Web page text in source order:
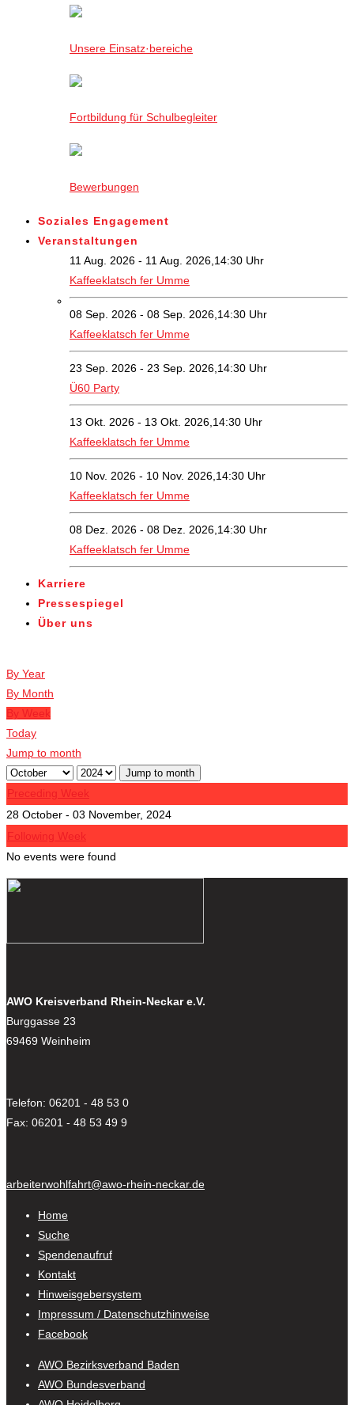
Unsere Einsatz·bereiche
Fortbildung für Schulbegleiter
Bewerbungen
Soziales Engagement
Veranstaltungen
11 Aug. 2026 - 11 Aug. 2026,14:30 Uhr
Kaffeeklatsch fer Umme
08 Sep. 2026 - 08 Sep. 2026,14:30 Uhr
Kaffeeklatsch fer Umme
23 Sep. 2026 - 23 Sep. 2026,14:30 Uhr
Ü60 Party
13 Okt. 2026 - 13 Okt. 2026,14:30 Uhr
Kaffeeklatsch fer Umme
10 Nov. 2026 - 10 Nov. 2026,14:30 Uhr
Kaffeeklatsch fer Umme
08 Dez. 2026 - 08 Dez. 2026,14:30 Uhr
Kaffeeklatsch fer Umme
Karriere
Pressespiegel
Über uns
By Year
By Month
By Week
Today
Jump to month
Jump to month
Preceding Week
28 October - 03 November, 2024
Following Week
No events were found
AWO Kreisverband Rhein-Neckar e.V.
Burggasse 23
69469 Weinheim
Telefon: 06201 - 48 53 0
Fax: 06201 - 48 53 49 9
arbeiterwohlfahrt@awo-rhein-neckar.de
Home
Suche
Spendenaufruf
Kontakt
Hinweisgebersystem
Impressum / Datenschutzhinweise
Facebook
AWO Bezirksverband Baden
AWO Bundesverband